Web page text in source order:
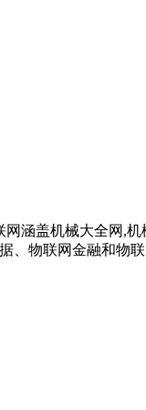
涵盖机械大全网,
物联网金融和物